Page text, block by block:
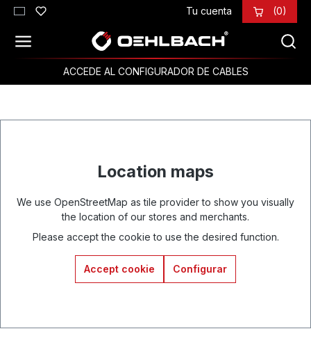
Saltar al contenido principal Tu cuenta (0)
ACCEDE AL CONFIGURADOR DE CABLES
Location maps
We use OpenStreetMap as tile provider to show you visually
the location of our stores and merchants.
Please accept the cookie to use the desired function.
Accept cookie Configurar